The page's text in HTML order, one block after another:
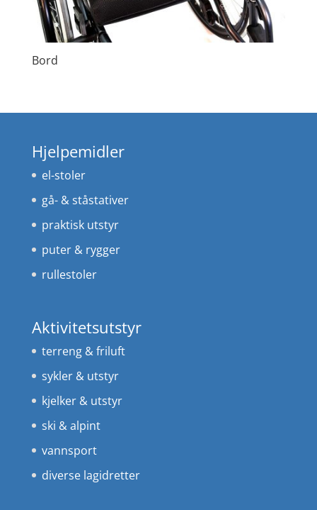
Bord
Hjelpemidler
el-stoler
gå- & ståstativer
praktisk utstyr
puter & rygger
rullestoler
Aktivitetsutstyr
terreng & friluft
sykler & utstyr
kjelker & utstyr
ski & alpint
vannsport
diverse lagidretter